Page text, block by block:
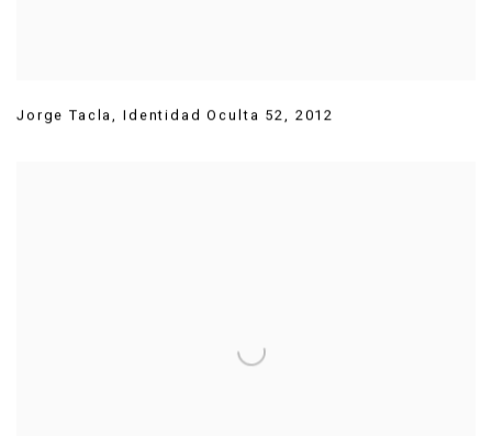
Jorge Tacla, Identidad Oculta 52, 2012